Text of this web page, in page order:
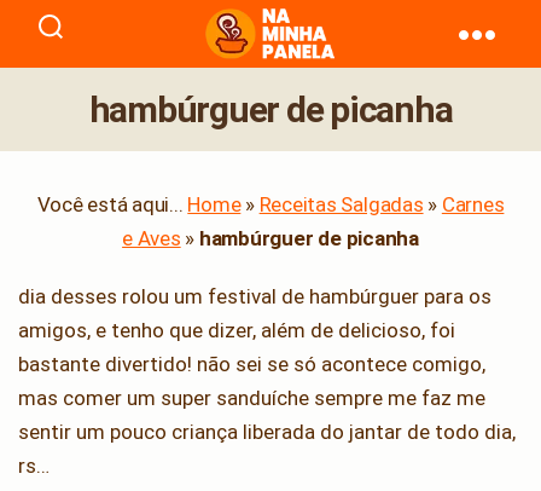
naminhapanela.com
hambúrguer de picanha
Você está aqui... Home» Receitas Salgadas » Carnes
e Aves » hambúrguer de picanha
dia desses rolou um festival de hambúrguer para os
amigos, e tenho que dizer, além de delicioso, foi
bastante divertido! não sei se só acontece comigo,
mas comer um super sanduíche sempre me faz me
sentir um pouco criança liberada do jantar de todo dia,
rs…